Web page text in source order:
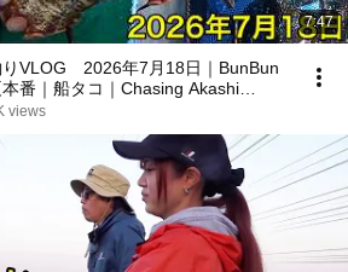
7:47
VLOG 2026年7月18日｜BunBun
番｜船タコ｜Chasing Akashi
18
views